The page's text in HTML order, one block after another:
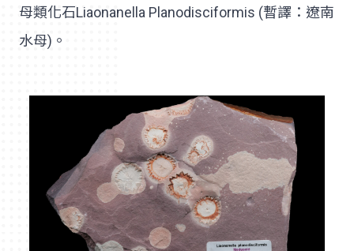
母類化石Liaonanella Planodisciformis (暫譯：遼南
水母)。